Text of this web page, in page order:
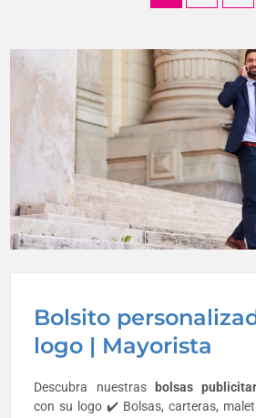
Bolsito
logo | Mayorista
Descubra nuestras bolsas
con su logo ✔️ Bolsas, carteras,